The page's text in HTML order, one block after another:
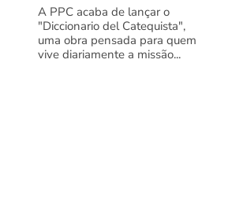
A PPC acaba de lançar o
"Diccionario del Catequista",
uma obra pensada para quem
vive diariamente a missão...